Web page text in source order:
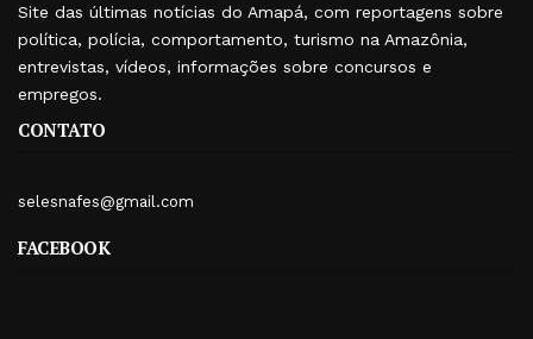
Site das últimas notícias do Amapá, com reportagens sobre
política, polícia, comportamento, turismo na Amazônia,
entrevistas, vídeos, informações sobre concursos e
empregos.
CONTATO
selesnafes@gmail.com
FACEBOOK